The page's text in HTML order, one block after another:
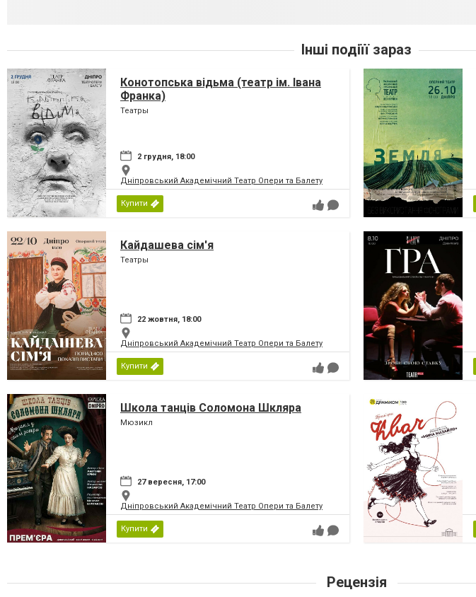
Інші подіїї зараз
Конотопська відьма (театр ім. Івана
Франка)
Театры
2 грудня, 18:00
Дніпровський Академічний Театр Опери та Балету
Купити
Кайдашева сім'я
Театры
22 жовтня, 18:00
Дніпровський Академічний Театр Опери та Балету
Купити
Школа танців Соломона Шкляра
Мюзикл
27 вересня, 17:00
Дніпровський Академічний Театр Опери та Балету
Купити
Рецензія